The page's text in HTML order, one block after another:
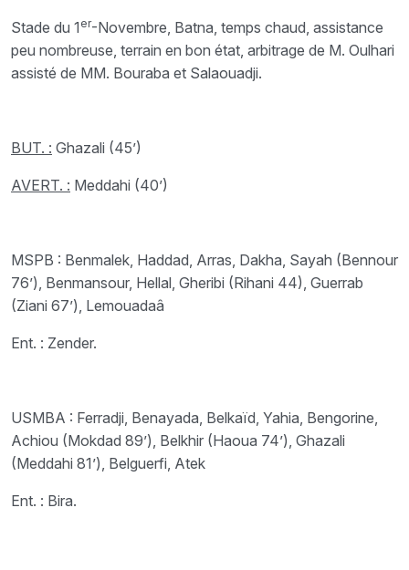
Stade du 1 er-Novembre, Batna, temps chaud, assistance
peu nombreuse, terrain en bon état, arbitrage de M. Oulhari
assisté de MM. Bouraba et Salaouadji.
BUT. : Ghazali (45’)
AVERT. : Meddahi (40’)
MSPB : Benmalek, Haddad, Arras, Dakha, Sayah (Bennour
76’), Benmansour, Hellal, Gheribi (Rihani 44), Guerrab
(Ziani 67’), Lemouadaâ
Ent. : Zender.
USMBA : Ferradji, Benayada, Belkaïd, Yahia, Bengorine,
Achiou (Mokdad 89’), Belkhir (Haoua 74’), Ghazali
(Meddahi 81’), Belguerfi, Atek
Ent. : Bira.